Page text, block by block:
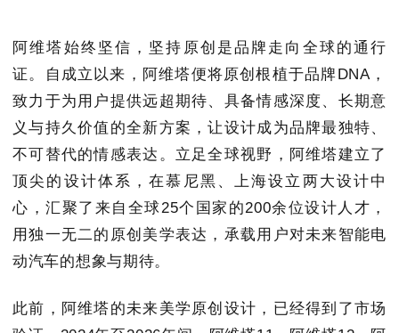
阿维塔始终坚信，坚持原创是品牌走向全球的通行
证。自成立以来，阿维塔便将原创根植于品牌DNA，
致力于为用户提供远超期待、具备情感深度、长期意
义与持久价值的全新方案，让设计成为品牌最独特、
不可替代的情感表达。立足全球视野，阿维塔建立了
顶尖的设计体系，在慕尼黑、上海设立两大设计中
心，汇聚了来自全球25个国家的200余位设计人才，
用独一无二的原创美学表达，承载用户对未来智能电
动汽车的想象与期待。
此前，阿维塔的未来美学原创设计，已经得到了市场